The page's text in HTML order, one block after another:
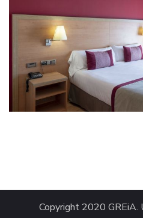
Copyright 2020 GREiA.